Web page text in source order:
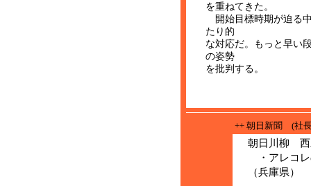
を重ねてきた。
開始目標時期が迫る
たり的
な対応だ。もっと早い
の姿勢
を批判する。 (11月
++ 朝日新聞 (社
朝日川柳
・アレコ
（兵庫県）